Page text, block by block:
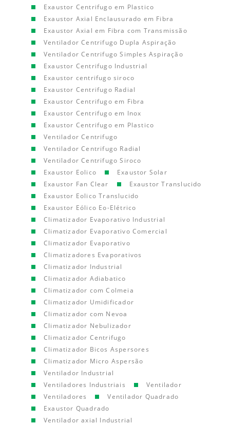
Exaustor Centrifugo em Plastico
Exaustor Axial Enclausurado em Fibra
Exaustor Axial em Fibra com Transmissão
Ventilador Centrifugo Dupla Aspiração
Ventilador Centrifugo Simples Aspiração
Exaustor Centrifugo Industrial
Exaustor centrifugo siroco
Exaustor Centrifugo Radial
Exaustor Centrifugo em Fibra
Exaustor Centrifugo em Inox
Exaustor Centrifugo em Plastico
Ventilador Centrifugo
Ventilador Centrifugo Radial
Ventilador Centrifugo Siroco
Exaustor Eolico
Exaustor Solar
Exaustor Fan Clear
Exaustor Translucido
Exaustor Eolico Translucido
Exaustor Eólico Eo-Elétrico
Climatizador Evaporativo Industrial
Climatizador Evaporativo Comercial
Climatizador Evaporativo
Climatizadores Evaporativos
Climatizador Industrial
Climatizador Adiabatico
Climatizador com Colmeia
Climatizador Umidificador
Climatizador com Nevoa
Climatizador Nebulizador
Climatizador Centrifugo
Climatizador Bicos Aspersores
Climatizador Micro Aspersão
Ventilador Industrial
Ventiladores Industriais
Ventilador
Ventiladores
Ventilador Quadrado
Exaustor Quadrado
Ventilador axial Industrial